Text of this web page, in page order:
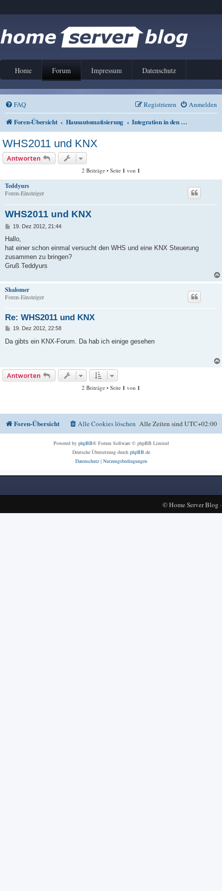
Home Forum Impressum Datenschutz
FAQ Anmelden
Registrieren
Foren-Übersicht Hausautomatisierung Integration in den Home Server
WHS2011 und KNX
Antworten
2 Beiträge • Seite 1 von 1
Teddyurs
Foren-Einsteiger
WHS2011 und KNX
B
i
r
a
19. Dez 2012, 21:44
Hallo,
hat einer schon einmal versucht den WHS und eine KNX Steuerung
zusammen zu bringen?
Gruß Teddyurs
Shalomer
Foren-Einsteiger
Re: WHS2011 und KNX
B
i
19. Dez 2012, 22:58
Da gibts ein KNX-Forum. Da hab ich einige gesehen
Antworten
2 Beiträge • Seite 1 von 1
Foren-Übersicht Alle Zeiten sindUTC+02:00
Alle Cookies löschen
Powered by phpBB® Forum Software © phpBB Limited
Deutsche Übersetzung durch phpBB.de
Datenschutz| Nutzungsbedingungen
©Home Server Blog